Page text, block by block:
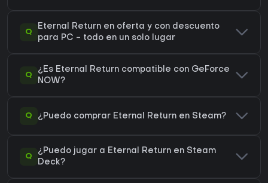
Q
Eternal Return en oferta y con descuento
para PC - todo en un solo lugar
Q
¿Es Eternal Return compatible con GeForce
NOW?
Q ¿Puedo comprar Eternal Return en Steam?
Q
¿Puedo jugar a Eternal Return en Steam
Deck?